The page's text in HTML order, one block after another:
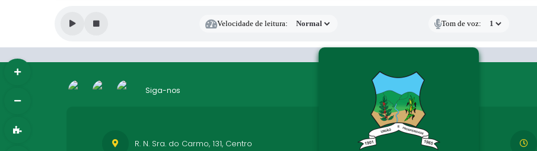
Velocidade de leitura: Tom de voz:
Siga-nos
R. N. Sra. do Carmo, 131, Centro